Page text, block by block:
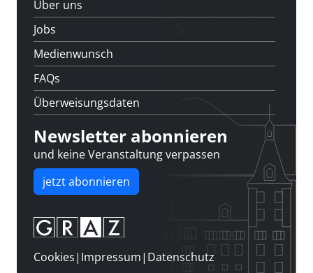
Über uns
Jobs
Medienwunsch
FAQs
Überweisungsdaten
Newsletter abonnieren
und keine Veranstaltung verpassen
jetzt abonnieren
Cookies| Impressum| Datenschutz